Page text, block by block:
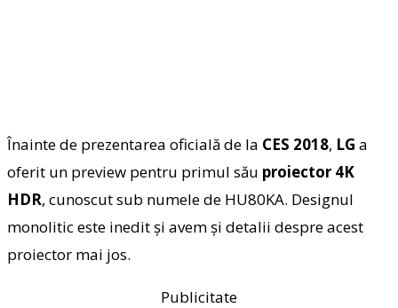
Înainte de prezentarea oficială de la CES 2018, LG a
oferit un preview pentru primul său proiector 4K
HDR, cunoscut sub numele de HU80KA. Designul
monolitic este inedit şi avem şi detalii despre acest
proiector mai jos.
Publicitate